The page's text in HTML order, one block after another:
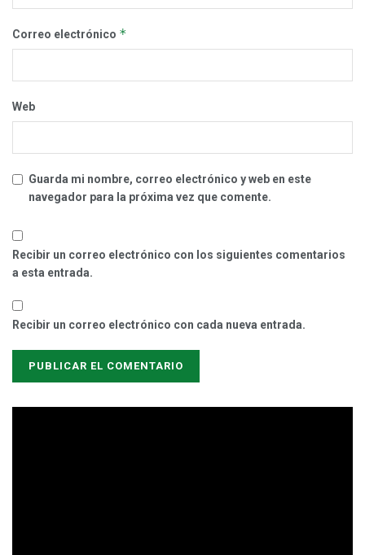
Correo electrónico *
Web
Guarda mi nombre, correo electrónico y web en este
navegador para la próxima vez que comente.
Recibir un correo electrónico con los siguientes comentarios
a esta entrada.
Recibir un correo electrónico con cada nueva entrada.